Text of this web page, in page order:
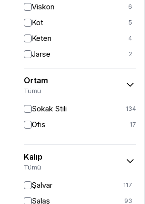
Viskon 6
Kot 5
Keten 4
Jarse 2
Krep 2
Müslin 1
Ortam
Tümü
Sokak Stili 134
Ofis 17
Kalıp
Tümü
Şalvar 117
Salaş 93